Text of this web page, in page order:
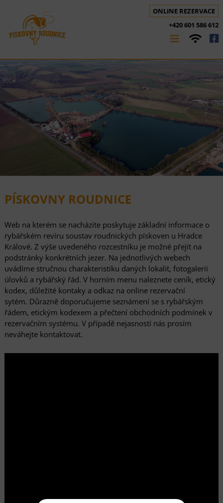
ONLINE REZERVACE
+420 601 586 612
PÍSKOVNY ROUDNICE
Web na kterém se nacházíte poskytuje základní informace o
rybářském revíru soustav roudnických pískoven u Hradce
Králové. Z výše uvedeného rozcestníku je možné přejít na
podstránky konkrétních jezer. Na jednotlivých webech
uvádíme stručnou charakteristiku daných lokalit, fotogalerii
úlovků a rybářský řád. V horním menu naleznete ceník, etický
kodex, důležité kontaky a odkaz na online rezervační
sytém. Důrazně doporučujeme seznámení se s rybářským
řádem, etickým kodexem a přečtení obchodních podmínek v
rezervačním systému. V případě nejasností nás prosím
neváhejte kontaktovat.